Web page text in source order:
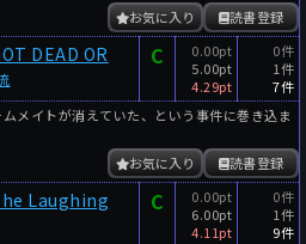
読書登録
お気に入り
DEAD OR
C
0.00pt
5.00pt
4.29pt
0件
1件
7件
メイトが消えていた、という事件に巻き込ま
読書登録
お気に入り
Laughing
C
0.00pt
6.00pt
4.11pt
0件
1件
9件